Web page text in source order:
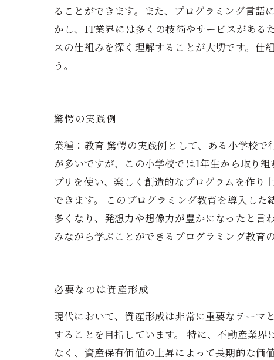
ることができます。また、プログラミング言語
かし、IT業界には多くの技術やサービスがある
スの仕組みを深く理解することが大切です。仕
う。
驚愕の実践例
業種：教育 驚愕の実践例として、ある小学校
が多いですが、この小学校では1年生から取り
プリを使い、楽しく創造的なプログラムを作り
できます。 このプログラミング教育を導入し
多くなり、発想力や想像力が豊かになったと言
みながら学ぶことができるプログラミング教育
必要なのは資産形成
現代において、資産形成は非常に重要なテーマ
することを目指しています。 特に、不動産業
なく、資産保有価値の上昇によって長期的な価